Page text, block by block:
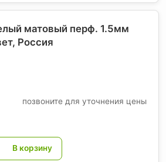
матовый перф. 1.5мм
, Россия
позвоните для уточнения цены